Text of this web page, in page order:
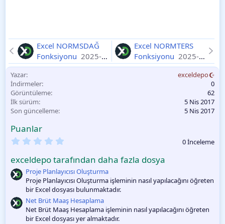
Excel NORMSDAĞ
Fonksiyonu 2025-
11-11
Excel NORMTERS
Fonksiyonu 2025-
11-11
Yazar
exceldepo
İndirmeler
0
Görüntüleme
62
İlk sürüm
5 Nis 2017
Son güncelleme
5 Nis 2017
Puanlar
0
O
y
l
a
m
a
0 İnceleme
exceldepo tarafından daha fazla dosya
Proje Planlayıcısı Oluşturma
Proje Planlayıcısı Oluşturma işleminin nasıl yapılacağını öğreten
bir Excel dosyası bulunmaktadır.
Net Brüt Maaş Hesaplama
Net Brüt Maaş Hesaplama işleminin nasıl yapılacağını öğreten
bir Excel dosyası yer almaktadır.